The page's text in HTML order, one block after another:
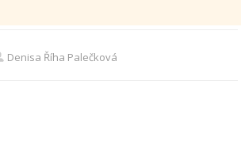
Denisa Říha Palečková